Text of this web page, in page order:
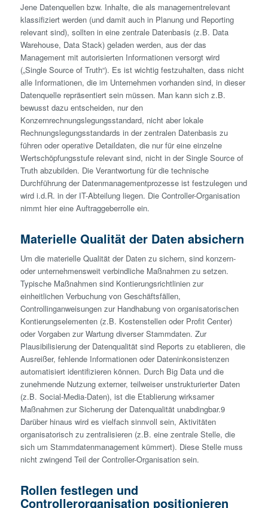
Jene Datenquellen bzw. Inhalte, die als managementrelevant
klassifiziert werden (und damit auch in Planung und Reporting
relevant sind), sollten in eine zentrale Datenbasis (z.B. Data
Warehouse, Data Stack) geladen werden, aus der das
Management mit autorisierten Informationen versorgt wird
(„Single Source of Truth“). Es ist wichtig festzuhalten, dass nicht
alle Informationen, die im Unternehmen vorhanden sind, in dieser
Datenquelle repräsentiert sein müssen. Man kann sich z.B.
bewusst dazu entscheiden, nur den
Konzernrechnungslegungsstandard, nicht aber lokale
Rechnungslegungsstandards in der zentralen Datenbasis zu
führen oder operative Detaildaten, die nur für eine einzelne
Wertschöpfungsstufe relevant sind, nicht in der Single Source of
Truth abzubilden. Die Verantwortung für die technische
Durchführung der Datenmanagementprozesse ist festzulegen und
wird i.d.R. in der IT-Abteilung liegen. Die Controller-Organisation
nimmt hier eine Auftraggeberrolle ein.
Materielle Qualität der Daten absichern
Um die materielle Qualität der Daten zu sichern, sind konzern-
oder unternehmensweit verbindliche Maßnahmen zu setzen.
Typische Maßnahmen sind Kontierungsrichtlinien zur
einheitlichen Verbuchung von Geschäftsfällen,
Controllinganweisungen zur Handhabung von organisatorischen
Kontierungselementen (z.B. Kostenstellen oder Profit Center)
oder Vorgaben zur Wartung diverser Stammdaten. Zur
Plausibilisierung der Datenqualität sind Reports zu etablieren, die
Ausreißer, fehlende Informationen oder Dateninkonsistenzen
automatisiert identifizieren können. Durch Big Data und die
zunehmende Nutzung externer, teilweiser unstrukturierter Daten
(z.B. Social-Media-Daten), ist die Etablierung wirksamer
Maßnahmen zur Sicherung der Datenqualität unabdingbar.9
Darüber hinaus wird es vielfach sinnvoll sein, Aktivitäten
organisatorisch zu zentralisieren (z.B. eine zentrale Stelle, die
sich um Stammdatenmanagement kümmert). Diese Stelle muss
nicht zwingend Teil der Controller-Organisation sein.
Rollen festlegen und
Controllerorganisation positionieren